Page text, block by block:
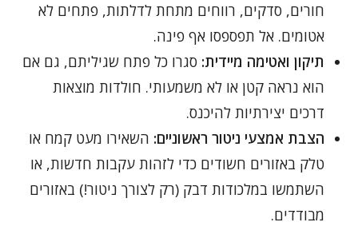
חורים, סדקים, רווחים מתחת לדלתות, פתחים לא
אטומים. אל תפספסו אף פינה.
תיקון ואטימה מיידית: סגרו כל פתח שגיליתם, גם אם
הוא נראה קטן או לא משמעותי. חולדות מוצאות
דרכים יצירתיות להיכנס.
הצבת אמצעי ניטור ראשוניים: השאירו מעט קמח או
טלק באזורים חשודים כדי לזהות עקבות חדשות, או
השתמשו במלכודות דבק (רק לצורך ניטור!) באזורים
מבודדים.